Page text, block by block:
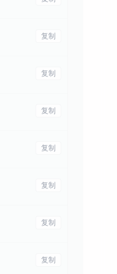
复制
复制
复制
复制
复制
复制
复制